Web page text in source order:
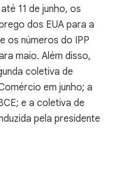
11 de junho, os
dos EUA para a
os números do IPP
maio. Além disso,
coletiva de
em junho; a
e a coletiva de
pela presidente